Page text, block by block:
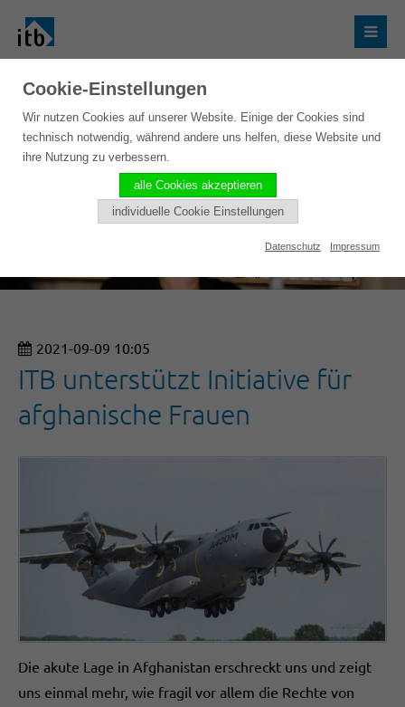
2021-09-09 10:05
ITB unterstützt Initiative für
afghanische Frauen
Die akute Lage in Afghanistan erschreckt uns und zeigt
uns einmal mehr, wie fragil vor allem die Rechte von
Cookie-Einstellungen
Wir nutzen Cookies auf unserer Website. Einige der Cookies sind
technisch notwendig, während andere uns helfen, diese Website und
ihre Nutzung zu verbessern.
alle Cookies akzeptieren
individuelle Cookie Einstellungen
Datenschutz Impressum